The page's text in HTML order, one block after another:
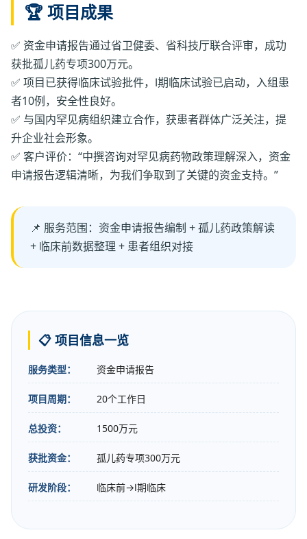
🏆 项目成果
✅ 资金申请报告通过省卫健委、省科技厅联合评审，成功
获批孤儿药专项300万元。
✅ 项目已获得临床试验批件，Ⅰ期临床试验已启动，入组患
者10例，安全性良好。
✅ 与国内罕见病组织建立合作，获患者群体广泛关注，提
升企业社会形象。
✅ 客户评价：“中撰咨询对罕见病药物政策理解深入，资金
申请报告逻辑清晰，为我们争取到了关键的资金支持。”
📌 服务范围：资金申请报告编制 + 孤儿药政策解读
+ 临床前数据整理 + 患者组织对接
📋 项目信息一览
服务类型： 资金申请报告
项目周期： 20个工作日
总投资： 1500万元
获批资金： 孤儿药专项300万元
研发阶段： 临床前→Ⅰ期临床